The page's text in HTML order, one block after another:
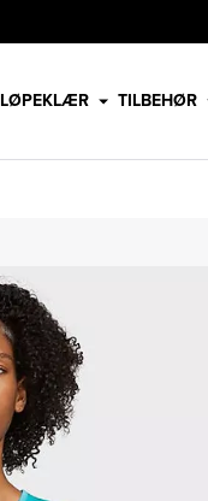
LØPEKLÆR TILBEHØR